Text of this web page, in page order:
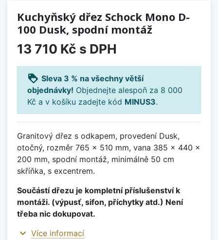
Kuchyňský dřez Schock Mono D-
100 Dusk, spodní montáž
13 710 Kč s DPH
loyalty Sleva 3 % na všechny větší
objednávky! Objednejte alespoň za 8 000
Kč a v košíku zadejte kód MINUS3.
Granitový dřez s odkapem, provedení Dusk,
otočný, rozměr 765 x 510 mm, vana 385 x 440 x
200 mm, spodní montáž, minimálně 50 cm
skříňka, s excentrem.
Součástí dřezu je kompletní příslušenství k
montáži. (výpusť, sifon, příchytky atd.) Není
třeba nic dokupovat.
expand_more Více informací